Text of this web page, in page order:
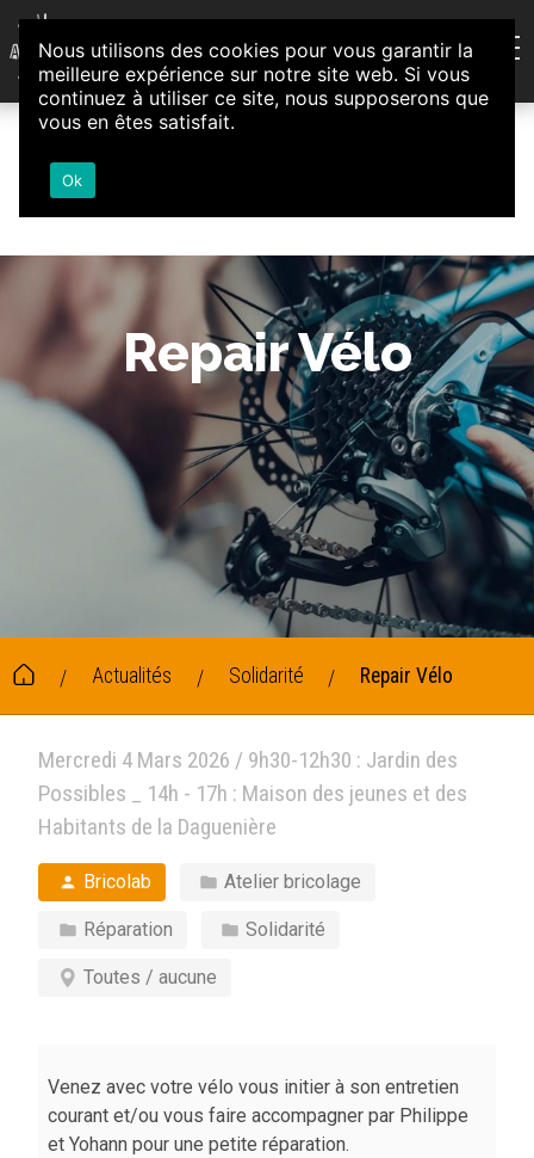
Aller au contenu
Association d'Animation et d'Initiatives Citoyennes
Loire-Authion
Repair Vélo
/ Actualités / Solidarité / Repair Vélo
Mercredi 4 Mars 2026 / 9h30-12h30 : Jardin des
Possibles _ 14h - 17h : Maison des jeunes et des
Habitants de la Daguenière
Bricolab Atelier bricolage
Réparation Solidarité
Toutes / aucune
Venez avec votre vélo vous initier à son entretien
courant et/ou vous faire accompagner par Philippe
et Yohann pour une petite réparation.
Nous utilisons des cookies pour vous garantir la
meilleure expérience sur notre site web. Si vous
continuez à utiliser ce site, nous supposerons que
vous en êtes satisfait.
Ok